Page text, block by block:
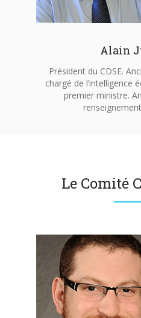
Alain
Président du CDSE.
chargé de l’intelligence
premier ministre.
Le Comité